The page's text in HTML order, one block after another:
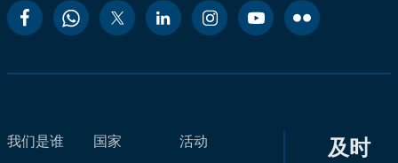
我们是谁
国家
活动
及时